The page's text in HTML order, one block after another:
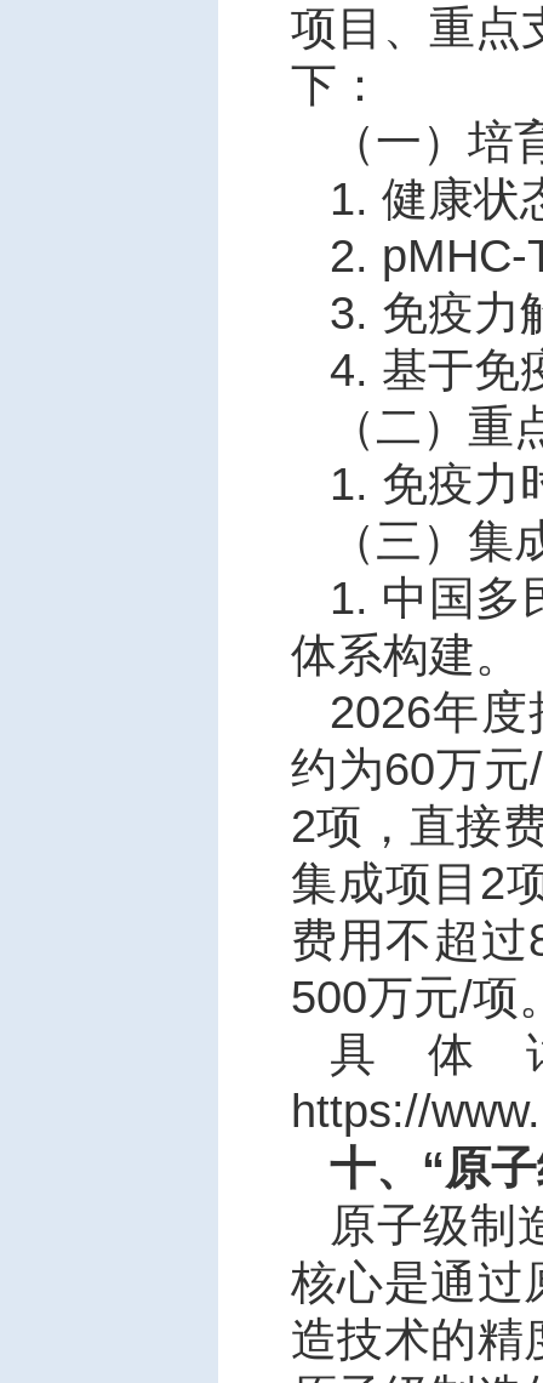
项目、重点
下：
（一）培
1. 健康状
2. pMHC-
3. 免疫力
4. 基于免
（二）
1. 免疫力
（三）集
1. 中国多
体系构建。
2026年度
约为60万元/
2项，直接
集成项目 2
费用不超过
500万元/项
具体
https://
十、“原
原子级制
核心是通过
造技术的精